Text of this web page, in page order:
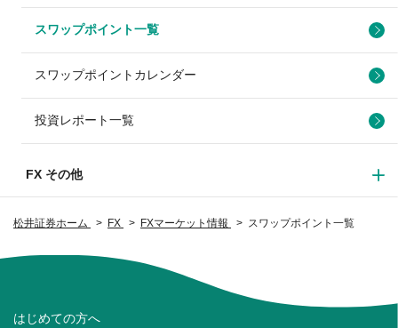
松井証券ホーム FX FXマーケット情報 スワップポイント一覧
スワップポイント一覧
スワップポイントカレンダー
投資レポート一覧
FX その他
はじめての方へ